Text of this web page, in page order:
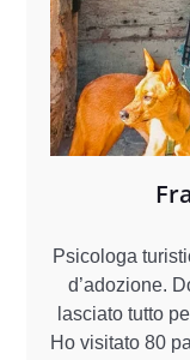
Psicologa
d’adozione.
lasciato tutto
Ho visitato 80